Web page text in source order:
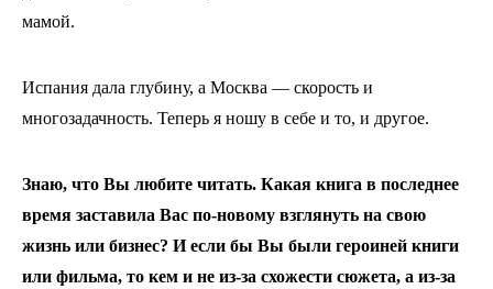
мамой.
Испания дала глубину, а Москва — скорость и
многозадачность. Теперь я ношу в себе и то, и другое.
Знаю, что Вы любите читать. Какая книга в последнее
время заставила Вас по-новому взглянуть на свою
жизнь или бизнес? И если бы Вы были героиней книги
или фильма, то кем и не из-за схожести сюжета, а из-за